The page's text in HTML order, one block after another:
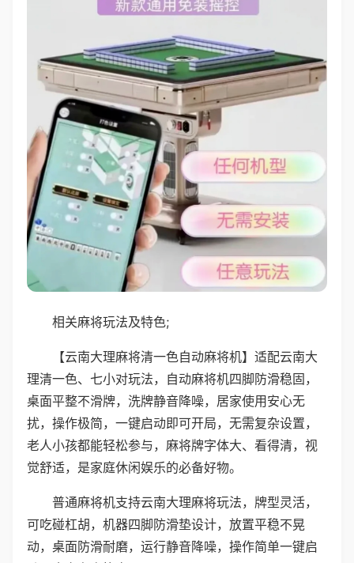
相关麻将玩法及特色;
【云南大理麻将清一色自动麻将机】适配云南大
理清一色、七小对玩法，自动麻将机四脚防滑稳固，
桌面平整不滑牌，洗牌静音降噪，居家使用安心无
扰，操作极简，一键启动即可开局，无需复杂设置，
老人小孩都能轻松参与，麻将牌字体大、看得清，视
觉舒适，是家庭休闲娱乐的必备好物。
普通麻将机支持云南大理麻将玩法，牌型灵活，
可吃碰杠胡，机器四脚防滑垫设计，放置平稳不晃
动，桌面防滑耐磨，运行静音降噪，操作简单一键启